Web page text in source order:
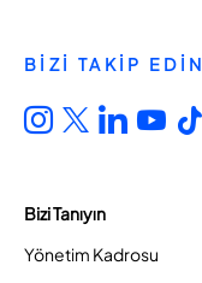
BİZİ TAKİP EDİN
Bizi Tanıyın
Yönetim Kadrosu